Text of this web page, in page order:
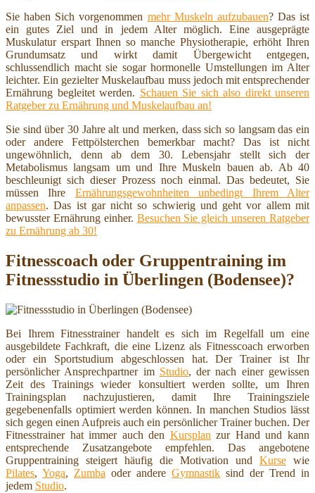
Sie haben Sich vorgenommen mehr Muskeln aufzubauen? Das ist
ein gutes Ziel und in jedem Alter möglich. Eine ausgeprägte
Muskulatur erspart Ihnen so manche Physiotherapie, erhöht Ihren
Grundumsatz und wirkt damit Übergewicht entgegen,
schlussendlich macht sie sogar hormonelle Umstellungen im Alter
leichter. Ein gezielter Muskelaufbau muss jedoch mit entsprechender
Ernährung begleitet werden. Schauen Sie sich also direkt unseren
Ratgeber zu Ernährung und Muskelaufbau an!
Sie sind über 30 Jahre alt und merken, dass sich so langsam das ein
oder andere Fettpölsterchen bemerkbar macht? Das ist nicht
ungewöhnlich, denn ab dem 30. Lebensjahr stellt sich der
Metabolismus langsam um und Ihre Muskeln bauen ab. Ab 40
beschleunigt sich dieser Prozess noch einmal. Das bedeutet, Sie
müssen Ihre Ernährungsgewohnheiten unbedingt Ihrem Alter
anpassen. Das ist gar nicht so schwierig und geht vor allem mit
bewusster Ernährung einher. Besuchen Sie gleich unseren Ratgeber
zu Ernährung ab 30!
Fitnesscoach oder Gruppentraining im
Fitnessstudio in Überlingen (Bodensee)?
Bei Ihrem Fitnesstrainer handelt es sich im Regelfall um eine
ausgebildete Fachkraft, die eine Lizenz als Fitnesscoach erworben
oder ein Sportstudium abgeschlossen hat. Der Trainer ist Ihr
persönlicher Ansprechpartner im Studio, der nach einer gewissen
Zeit des Trainings wieder konsultiert werden sollte, um Ihren
Trainingsplan nachzujustieren, damit Ihre Trainingsziele
gegebenenfalls optimiert werden können. In manchen Studios lässt
sich gegen einen Aufpreis auch ein persönlicher Trainer buchen. Der
Fitnesstrainer hat immer auch den Kursplan zur Hand und kann
entsprechende Zusatzangebote empfehlen. Das angebotene
Gruppentraining steigert häufig die Motivation und Kurse wie
Pilates, Yoga, Zumba oder andere Gymnastik sind der Trend in
jedem Studio.